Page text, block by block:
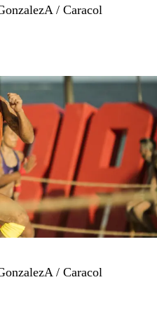
/ Caracol
/ Caracol